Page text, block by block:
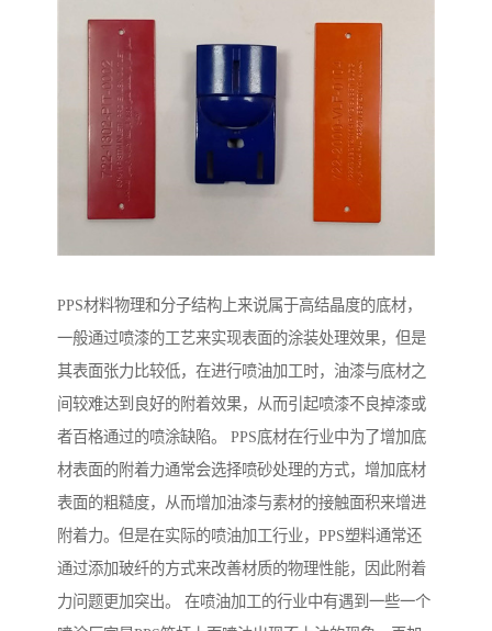
PPS材料物理和分子结构上来说属于高结晶度的底材，
一般通过喷漆的工艺来实现表面的涂装处理效果，但是
其表面张力比较低，在进行喷油加工时，油漆与底材之
间较难达到良好的附着效果，从而引起喷漆不良掉漆或
者百格通过的喷涂缺陷。 PPS底材在行业中为了增加底
材表面的附着力通常会选择喷砂处理的方式，增加底材
表面的粗糙度，从而增加油漆与素材的接触面积来增进
附着力。但是在实际的喷油加工行业，PPS塑料通常还
通过添加玻纤的方式来改善材质的物理性能，因此附着
力问题更加突出。 在喷油加工的行业中有遇到一些一个